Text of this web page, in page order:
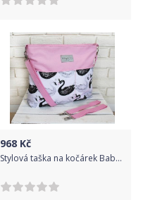
968 Kč
Stylová taška na kočárek Baby Nellys Hand Made - Labutě - růžová, Ce19